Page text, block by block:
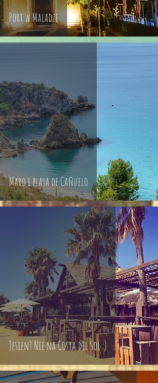
Port w Maladze
Maro i playa de Cañuelo
Jesien? Nie na Costa del Sol :)